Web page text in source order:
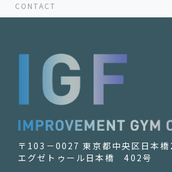
CONTACT
〒103－0027 東京都中央区日本橋
エグゼトゥール日本橋 402号